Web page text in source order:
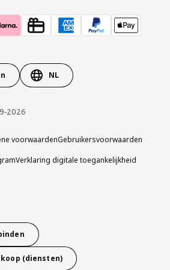
NL
2026
voorwaardenGebruikersvoorwaarden
Verklaring digitale toegankelijkheid
(diensten)